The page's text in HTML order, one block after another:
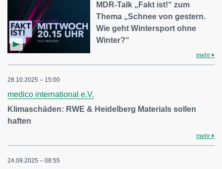
MDR-Talk „Fakt ist!“ zum
Thema „Schnee von gestern.
Wie geht Wintersport ohne
Winter?“
mehr
28.10.2025 – 15:00
medico international e.V.
Klimaschäden: RWE & Heidelberg Materials sollen
haften
mehr
24.09.2025 – 08:55